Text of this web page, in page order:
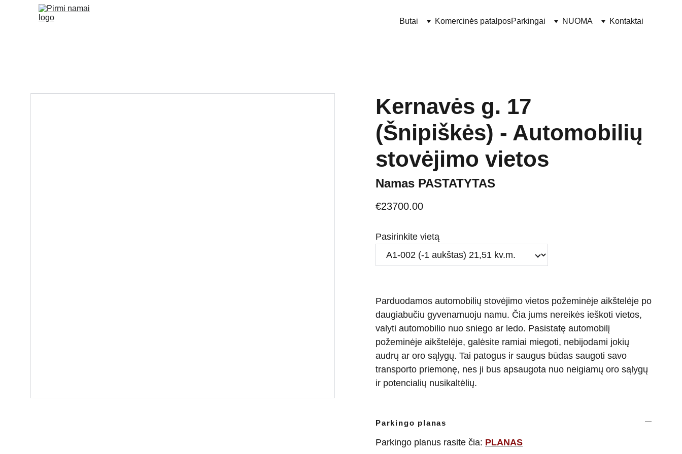
Butai Komercinės patalposParkingai NUOMA Kontaktai
Kernavės g. 17
(Šnipiškės) - Automobilių
stovėjimo vietos
Namas PASTATYTAS
€23700.00
Pasirinkite vietą
Parduodamos automobilių stovėjimo vietos požeminėje aikštelėje po
daugiabučiu gyvenamuoju namu. Čia jums nereikės ieškoti vietos,
valyti automobilio nuo sniego ar ledo. Pasistatę automobilį
požeminėje aikštelėje, galėsite ramiai miegoti, nebijodami jokių
audrų ar oro sąlygų. Tai patogus ir saugus būdas saugoti savo
transporto priemonę, nes ji bus apsaugota nuo neigiamų oro sąlygų
ir potencialių nusikaltėlių.
Parkingo planas
Parkingo planus rasite čia: PLANAS